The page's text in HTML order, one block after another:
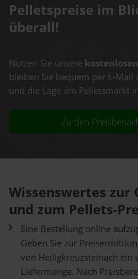
Pelletspreise im
überall!
Nutzen Sie unsere
bleiben Sie bequem per E-
und die Lage am Pelletsmarkt
Zu den
Wissenswertes zur
und zum Pellets-
Eine Bestellung online
Geben Sie zur
von Heiligkreuzsteinach ein
Liefermenge. Nach